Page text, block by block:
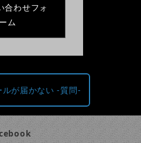
合わせフォ
ーム
ルが届かない -質問-